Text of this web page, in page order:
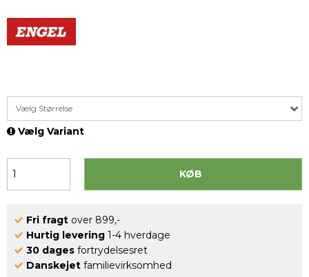
Vælg Størrelse
Vælg Variant
KØB
Fri fragt over 899,-
Hurtig levering 1-4 hverdage
30 dages fortrydelsesret
Danskejet familievirksomhed